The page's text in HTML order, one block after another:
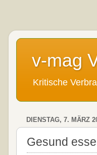
v-mag
Kritische
DIENSTAG, 7. MÄRZ
Gesund